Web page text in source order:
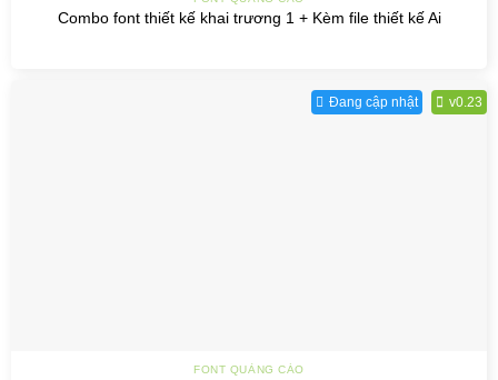
Combo font thiết kế khai trương 1 + Kèm file thiết kế Ai
Đang cập nhật v0.23
FONT QUẢNG CÁO